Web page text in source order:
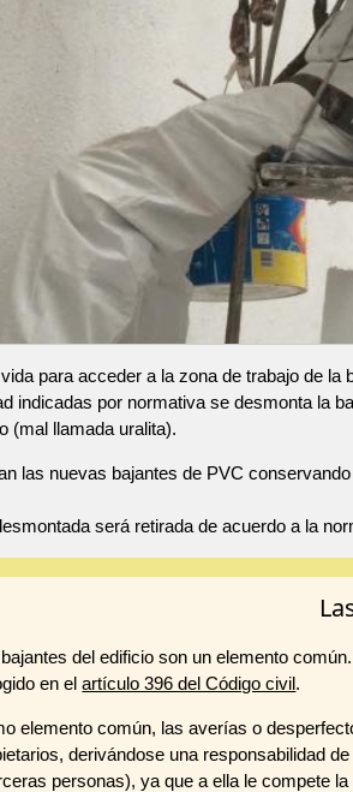
para acceder a la zona de trabajo de la
indicadas por normativa se desmonta la
(mal llamada uralita).
las nuevas bajantes de PVC
será retirada de acuerdo a la
del edificio son un elemento
en elartículo 396 del Código civil.
elemento común, las averías o
derivándose una responsabilidad
personas), ya que a ella le compete